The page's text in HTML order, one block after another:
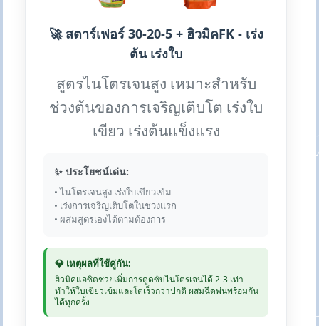
🚀 สตาร์เฟอร์ 30-20-5 + ฮิวมิคFK - เร่ง
ต้น เร่งใบ
สูตรไนโตรเจนสูง เหมาะสำหรับ
ช่วงต้นของการเจริญเติบโต เร่งใบ
เขียว เร่งต้นแข็งแรง
✨ ประโยชน์เด่น:
• ไนโตรเจนสูง เร่งใบเขียวเข้ม
• เร่งการเจริญเติบโตในช่วงแรก
• ผสมสูตรเองได้ตามต้องการ
💎 เหตุผลที่ใช้คู่กัน:
ฮิวมิคแอซิดช่วยเพิ่มการดูดซับไนโตรเจนได้ 2-3 เท่า
ทำให้ใบเขียวเข้มและโตเร็วกว่าปกติ ผสมฉีดพ่นพร้อมกัน
ได้ทุกครั้ง